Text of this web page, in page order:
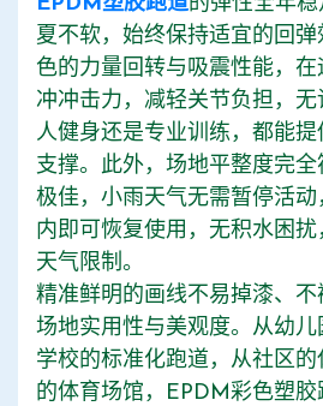
夏不软，始终保持适宜的回
色的力量回转与吸震性能，
冲冲击力，减轻关节负担，
人健身还是专业训练，都能
支撑。此外，场地平整度完
极佳，小雨天气无需暂停活
内即可恢复使用，无积水困
天气限制。
精准鲜明的画线不易掉漆、
场地实用性与美观度。从幼
学校的标准化跑道，从社区
的体育场馆，EPDM彩色塑胶